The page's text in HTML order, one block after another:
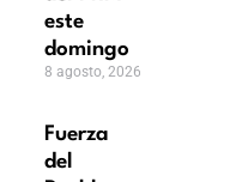
este
domingo
8 agosto, 2026
Fuerza
del